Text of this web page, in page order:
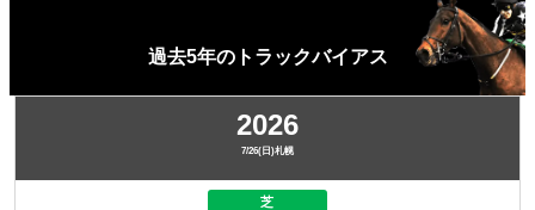
過去5年のトラックバイアス
2026
7/26(日)札幌
芝